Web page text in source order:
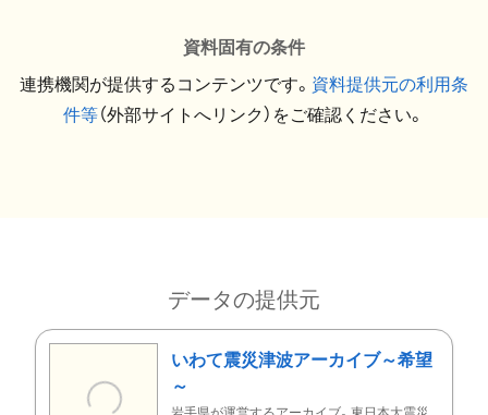
資料固有の条件
連携機関が提供するコンテンツです。 資料提供元の利用条
件等（外部サイトへリンク）をご確認ください。
データの提供元
いわて震災津波アーカイブ～希望
～